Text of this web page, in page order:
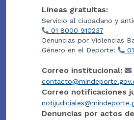
Líneas gratuitas:
Servicio al ciudadano y
01 8000 910237
Denuncias por Violencias
Género en el Deporte:
01
Correo institucional:
Correo notificaciones
Denuncias por actos de